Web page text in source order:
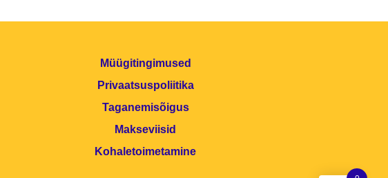
Müügitingimused
Privaatsuspoliitika
Taganemisõigus
Makseviisid
Kohaletoimetamine